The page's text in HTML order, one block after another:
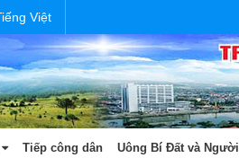
Việt
Tiếp công dân Uông Bí Đất và Người